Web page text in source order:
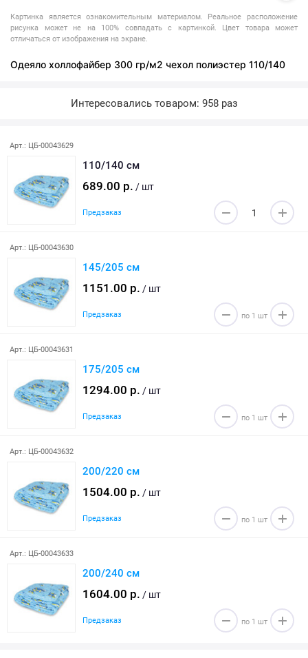
Картинка является ознакомительным материалом. Реальное расположение
рисунка может не на 100% совпадать с картинкой. Цвет товара может
отличаться от изображения на экране.
Одеяло холлофайбер 300 гр/м2 чехол полиэстер 110/140
Интересовались товаром: 958 раз
Арт.: ЦБ-00043629
110/140 см
689.00 р. / шт
Предзаказ
Арт.: ЦБ-00043630
145/205 см
1151.00 р. / шт
Предзаказ
Арт.: ЦБ-00043631
175/205 см
1294.00 р. / шт
Предзаказ
Арт.: ЦБ-00043632
200/220 см
1504.00 р. / шт
Предзаказ
Арт.: ЦБ-00043633
200/240 см
1604.00 р. / шт
Предзаказ